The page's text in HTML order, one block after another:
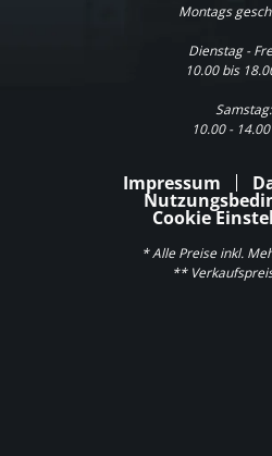
Montags
Dienstag -
10.00 bis
Samstag:
10.00 -
Impressum
Cookie
* Alle Preise inkl.
**